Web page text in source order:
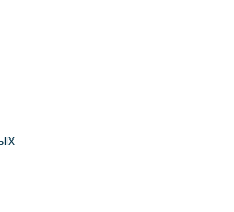
партнёр)